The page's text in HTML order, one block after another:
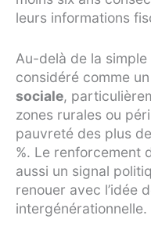
leurs informations
Au-delà de la
considéré comme un
sociale,
zones rurales ou
pauvreté des plus
%. Le renforcement
aussi un signal
renouer avec l’idée
intergénérationnelle.